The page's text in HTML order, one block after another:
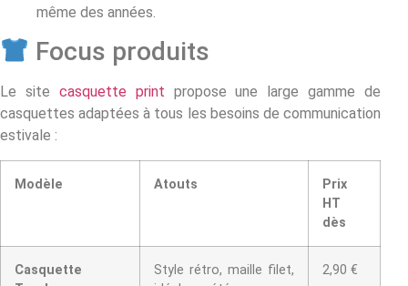
même des années.
Focus produits
Le site casquette print propose une large gamme de
casquettes adaptées à tous les besoins de communication
estivale :
Modèle Atouts
Prix
HT
dès
Casquette
Style rétro, maille filet,
2,90 €